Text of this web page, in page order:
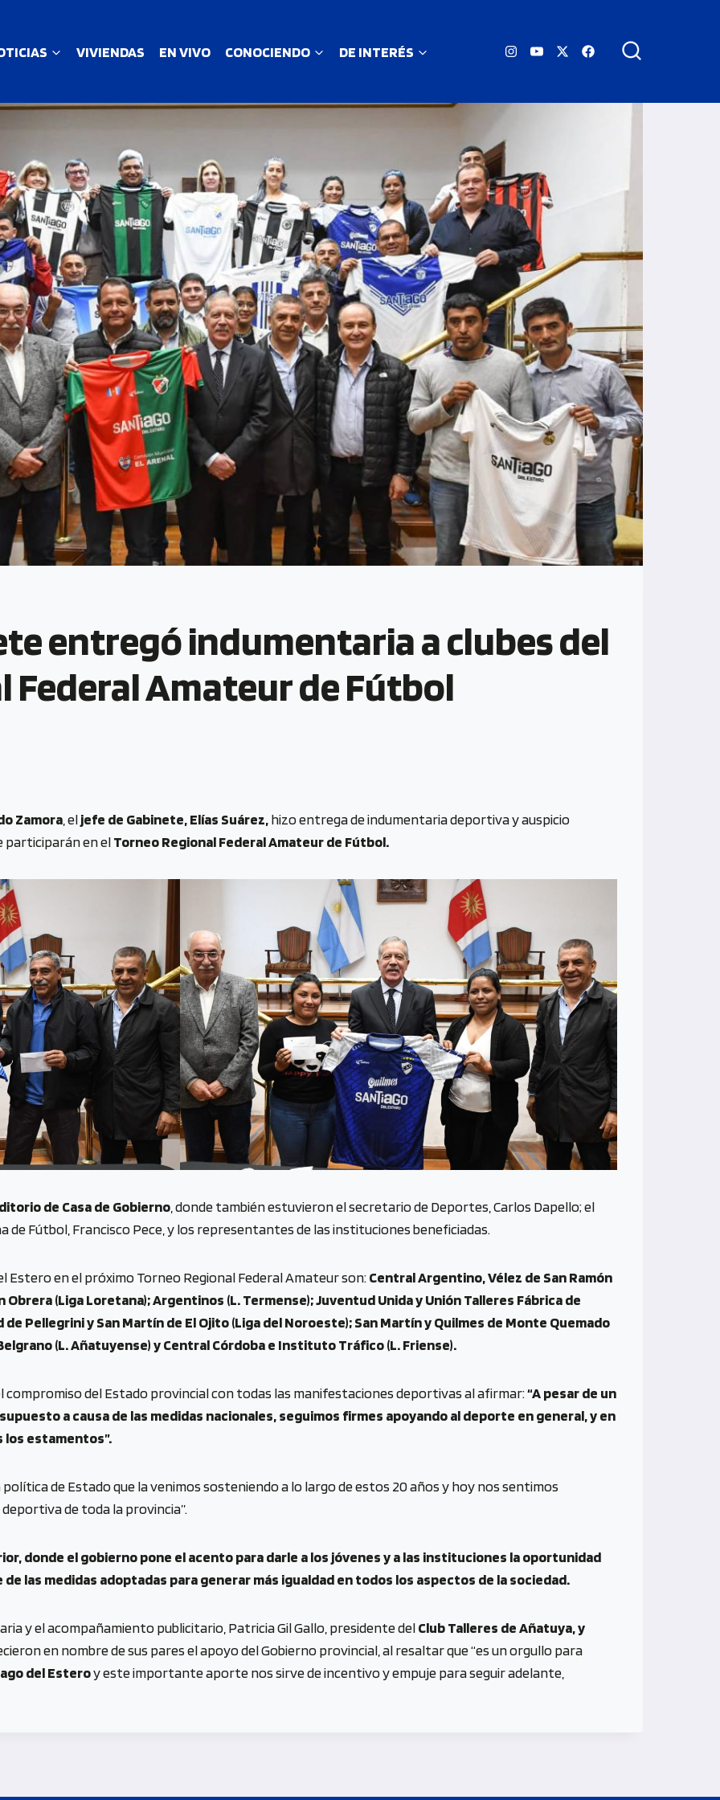
VIVIENDAS EN VIVO CONOCIENDO DE INTERÉS
entregó indumentaria a clubes del
Federal Amateur de Fútbol
Zamora , eljefe de Gabinete, Elías Suárez,hizo entrega de indumentaria deportiva y auspicio
participarán en elTorneo Regional Federal Amateur de Fútbol.
de Casa de Gobierno , donde también estuvieron el secretario de Deportes, Carlos Dapello; el
de Fútbol, Francisco Pece, y los representantes de las instituciones beneficiadas.
Estero en el próximo Torneo Regional Federal Amateur son:Central Argentino, Vélez de San Ramón
Obrera (Liga Loretana); Argentinos (L. Termense); Juventud Unida y Unión Talleres Fábrica de
de Pellegrini y San Martín de El Ojito (Liga del Noroeste); San Martín y Quilmes de Monte Quemado
(L. Añatuyense) y Central Córdoba e Instituto Tráfico (L. Friense).
compromiso del Estado provincial con todas las manifestaciones deportivas al afirmar:“A pesar de un
a causa de las medidas nacionales, seguimos firmes apoyando al deporte en general, y en
estamentos”.
de Estado que la venimos sosteniendo a lo largo de estos 20 años y hoy nos sentimos
de toda la provincia”.
donde el gobierno pone el acento para darle a los jóvenes y a las instituciones la oportunidad
las medidas adoptadas para generar más igualdad en todos los aspectos de la sociedad.
y el acompañamiento publicitario, Patricia Gil Gallo, presidente delClub Talleres de Añatuya, y
en nombre de sus pares el apoyo del Gobierno provincial, al resaltar que “es un orgullo para
del Esteroy este importante aporte nos sirve de incentivo y empuje para seguir adelante,